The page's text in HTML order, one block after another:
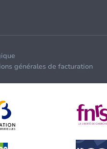
générales de facturation